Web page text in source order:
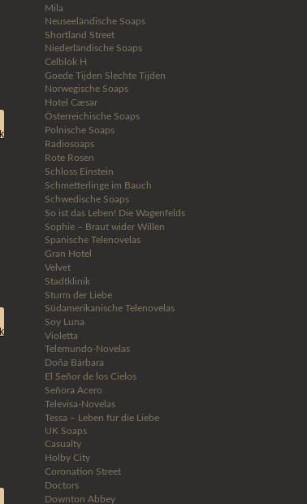
Mila
Neuseeländische Soaps
Shortland Street
Niederländische Soaps
Celblok H
Goede Tijden Slechte Tijden
Norwegische Soaps
Hotel Cæsar
Österreichische Soaps
Polnische Soaps
Radiosoaps
Rote Rosen
Schloss Einstein
Schmetterlinge im Bauch
Schwedische Soaps
So ist das Leben! Die Wagenfelds
Sophie – Braut wider Willen
Spanische Telenovelas
Gran Hotel
Velvet
Stadtklinik
Sturm der Liebe
Südamerikanische Telenovelas
Soy Luna
Violetta
Telemundo-Novelas
Doña Bárbara
El Señor de los Cielos
Señora Acero
Televisa-Novelas
Tessa – Leben für die Liebe
UK Soaps
Casualty
Holby City
Coronation Street
Doctors
Downton Abbey